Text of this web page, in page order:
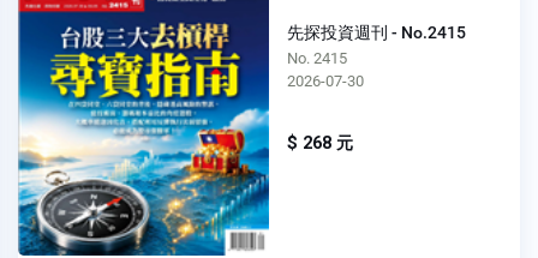
先探投資週刊 - No.2415
No. 2415
2026-07-30
$ 268 元